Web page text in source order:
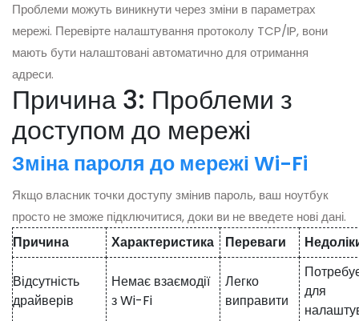
Проблеми можуть виникнути через зміни в параметрах
мережі. Перевірте налаштування протоколу TCP/IP, вони
мають бути налаштовані автоматично для отримання
адреси.
Причина 3: Проблеми з
доступом до мережі
Зміна пароля до мережі Wi-Fi
Якщо власник точки доступу змінив пароль, ваш ноутбук
просто не зможе підключитися, доки ви не введете нові дані.
Причина Характеристика Переваги
Відсутність
драйверів
Немає взаємодії
з Wi-Fi
Легко
виправити
для